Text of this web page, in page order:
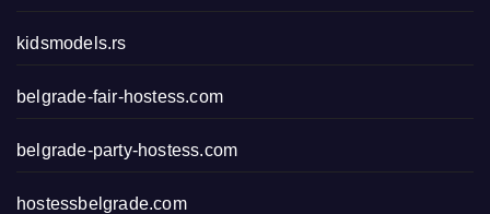
kidsmodels.rs
belgrade-fair-hostess.com
belgrade-party-hostess.com
hostessbelgrade.com